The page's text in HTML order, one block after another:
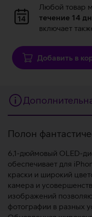
Загрузка
данных
Любой товар
течение 14
включает
Добавить в
информация
Полон
6,1-дюймовый OLED-
обеспечивает для
краски и широкий
камера и
изображений
фотографии в разных